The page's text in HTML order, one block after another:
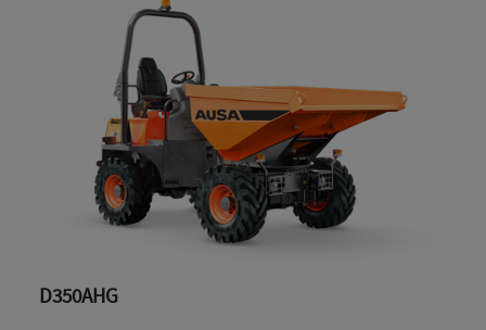
D350AHG